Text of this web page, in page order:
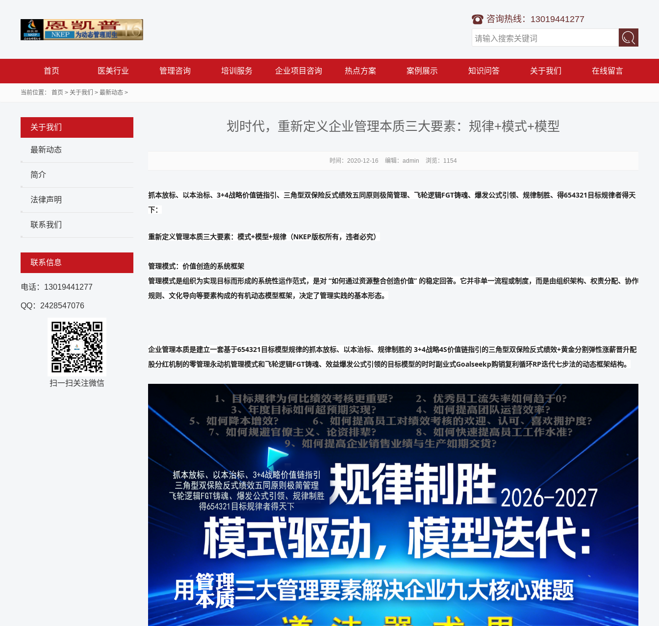
咨询热线：13019441277
首页 医美行业 管理咨询 培训服务 企业项目咨询 热点方案 案例展示 知识问答 关于我们 在线留言
当前位置： 首页 > 关于我们 > 最新动态 >
关于我们
最新动态
简介
法律声明
联系我们
联系信息
电话：13019441277
QQ：2428547076
扫一扫关注微信
划时代，重新定义企业管理本质三大要素：规律+模式+模型
时间： 2020-12-16 编辑：admin 浏览：1154
抓本放标、以本治标、3+4战略价值链指引、三角型双保险反式绩效五同原则极简管理、飞轮逻辑FGT铸魂、爆发公式引领、规律制胜、得654321目标规律者得天
下：
重新定义管理本质三大要素：模式+模型+规律（NKEP版权所有，违者必究）
管理模式：价值创造的系统框架
管理模式是组织为实现目标而形成的系统性运作范式，是对 “如何通过资源整合创造价值” 的稳定回答。它并非单一流程或制度，而是由组织架构、权责分配、协作
规则、文化导向等要素构成的有机动态模型框架，决定了管理实践的基本形态。
企业管理本质是建立一套基于654321目标模型规律的抓本放标、以本治标、规律制胜的 3+4战略4S价值链指引的三角型双保险反式绩效+黄金分割弹性涨薪晋升配
股分红机制的零管理永动机管理模式和飞轮逻辑FGT铸魂、效益爆发公式引领的目标模型的时时副业式Goalseekp购销复利循环RP迭代七步法的动态框架结构。